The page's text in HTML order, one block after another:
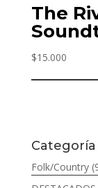
The
$15.000
Folk/Country